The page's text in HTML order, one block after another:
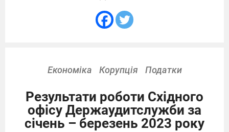
Економіка Корупція Податки
Результати роботи Східного
офісу Держаудитслужби за
січень – березень 2023 року